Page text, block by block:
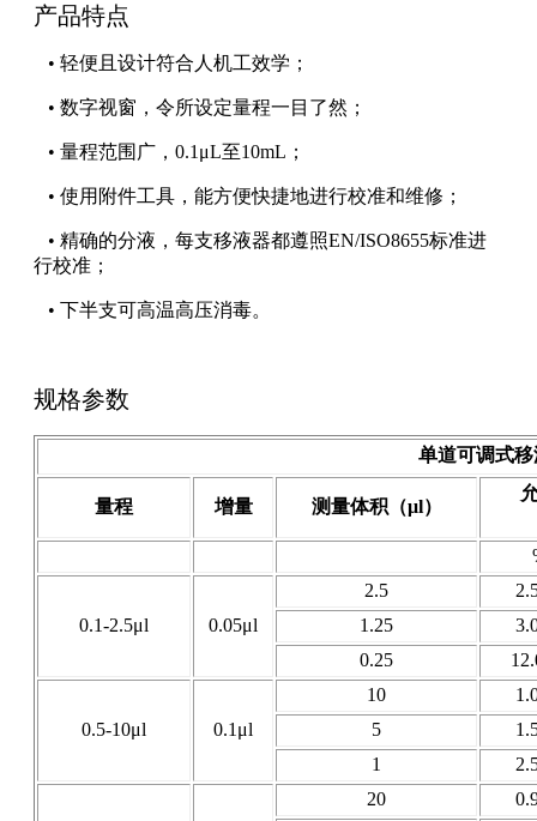
产品特点
• 轻便且设计符合人机工效学；
• 数字视窗，令所设定量程一目了然；
• 量程范围广，0.1μL至10mL；
• 使用附件工具，能方便快捷地进行校准和维修；
• 精确的分液，每支移液器都遵照EN/ISO8655标准进
行校准；
• 下半支可高温高压消毒。
规格参数
单道可调式
量程 增量 测量体积（μl）
0.1-2.5μl 0.05μl
2.5
1.25
0.25
0.5-10μl 0.1μl
10
5
1
20